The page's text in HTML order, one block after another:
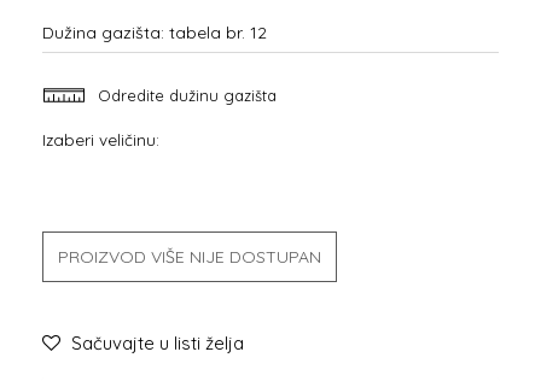
Dužina gazišta: tabela br. 12
Odredite dužinu gazišta
Izaberi veličinu:
PROIZVOD VIŠE NIJE DOSTUPAN
Sačuvajte u listi želja